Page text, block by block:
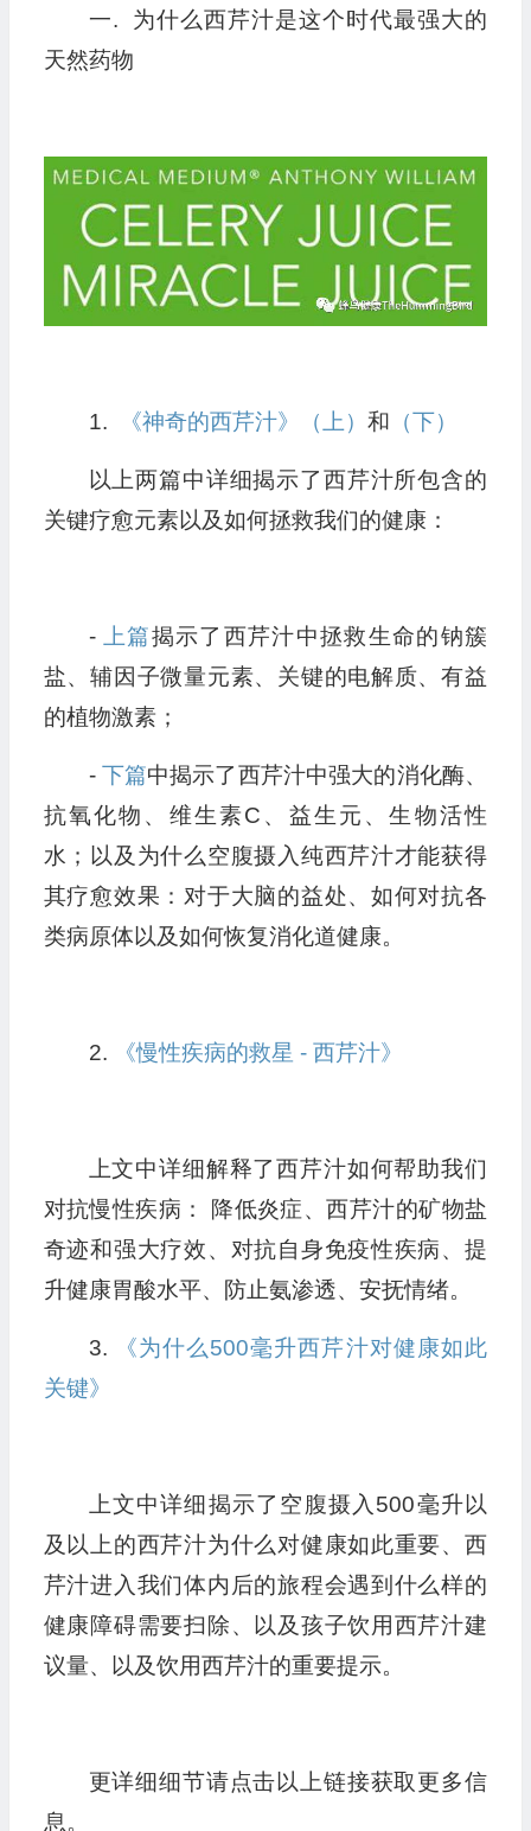
一. 为什么西芹汁是这个时代最强大的
天然药物
1. 《神奇的西芹汁》（上） 和 （下）
以上两篇中详细揭示了西芹汁所包含的
关键疗愈元素以及如何拯救我们的健康：
- 上篇揭示了西芹汁中拯救生命的钠簇
盐、辅因子微量元素、关键的电解质、有益
的植物激素；
- 下篇中揭示了西芹汁中强大的消化酶、
抗氧化物、维生素C、益生元、生物活性
水；以及为什么空腹摄入纯西芹汁才能获得
其疗愈效果：对于大脑的益处、如何对抗各
类病原体以及如何恢复消化道健康。
2. 《慢性疾病的救星 - 西芹汁》
上文中详细解释了西芹汁如何帮助我们
对抗慢性疾病： 降低炎症、西芹汁的矿物盐
奇迹和强大疗效、对抗自身免疫性疾病、提
升健康胃酸水平、防止氨渗透、安抚情绪。
3.
《为什么500毫升西芹汁对健康如此
关键》
上文中详细揭示了空腹摄入500毫升以
及以上的西芹汁为什么对健康如此重要、西
芹汁进入我们体内后的旅程会遇到什么样的
健康障碍需要扫除、以及孩子饮用西芹汁建
议量、以及饮用西芹汁的重要提示。
更详细细节请点击以上链接获取更多信
息。